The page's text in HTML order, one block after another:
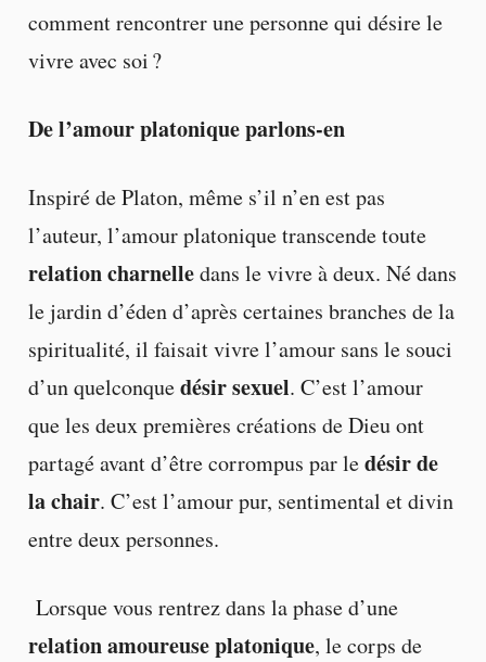
comment rencontrer une personne qui désire le
vivre avec soi ?
De l’amour platonique parlons-en
Inspiré de Platon, même s’il n’en est pas
l’auteur, l’amour platonique transcende toute
relation charnelledans le vivre à deux. Né dans
le jardin d’éden d’après certaines branches de la
spiritualité, il faisait vivre l’amour sans le souci
d’un quelconquedésir sexuel. C’est l’amour
que les deux premières créations de Dieu ont
partagé avant d’être corrompus par ledésir de
la chair. C’est l’amour pur, sentimental et divin
entre deux personnes.
Lorsque vous rentrez dans la phase d’une
relation amoureuse platonique, le corps de